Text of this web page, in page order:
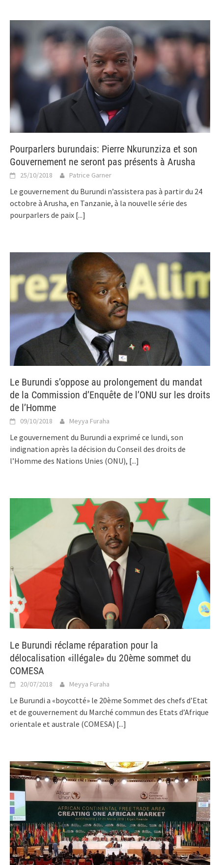
Pourparlers burundais: Pierre Nkurunziza et son
Gouvernement ne seront pas présents à Arusha
25/10/2018 Patrice Garner
Le gouvernement du Burundi n’assistera pas à partir du 24
octobre à Arusha, en Tanzanie, à la nouvelle série des
pourparlers de paix [...]
Le Burundi s’oppose au prolongement du mandat
de la Commission d’Enquête de l’ONU sur les droits
de l’Homme
09/10/2018 Meyya Furaha
Le gouvernement du Burundi a exprimé ce lundi, son
indignation après la décision du Conseil des droits de
l’Homme des Nations Unies (ONU), [...]
Le Burundi réclame réparation pour la
délocalisation «illégale» du 20ème sommet du
COMESA
20/07/2018 Meyya Furaha
Le Burundi a «boycotté» le 20ème Sommet des chefs d’Etat
et de gouvernement du Marché commun des Etats d’Afrique
orientale et australe (COMESA) [...]